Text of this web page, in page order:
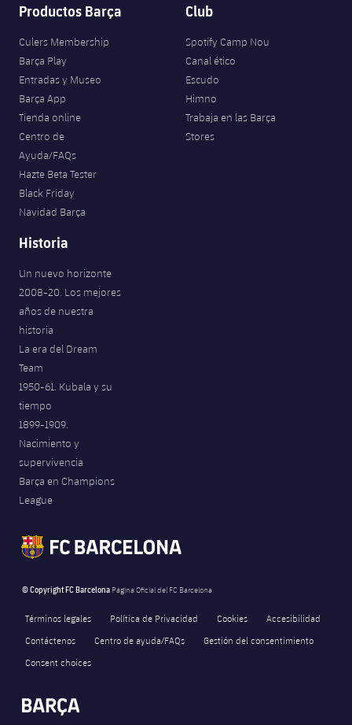
Productos Barça
Culers Membership
Barça Play
Entradas y Museo
Barça App
Tienda online
Centro de
Ayuda/FAQs
Hazte Beta Tester
Black Friday
Navidad Barça
Club
Spotify Camp Nou
Canal ético
Escudo
Himno
Trabaja en las Barça
Stores
Historia
Un nuevo horizonte
2008-20. Los mejores
años de nuestra
historia
La era del Dream
Team
1950-61. Kubala y su
tiempo
1899-1909.
Nacimiento y
supervivencia
Barça en Champions
League
© Copyright FC Barcelona Página Oficial del FC Barcelona
Términos legales Política de Privacidad Cookies
Accesibilidad
Contáctenos
Centro de ayuda/FAQs
Gestión del consentimiento
Consent choices